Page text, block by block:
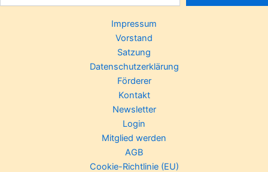
Impressum
Vorstand
Satzung
Datenschutzerklärung
Förderer
Kontakt
Newsletter
Login
Mitglied werden
AGB
Cookie-Richtlinie (EU)